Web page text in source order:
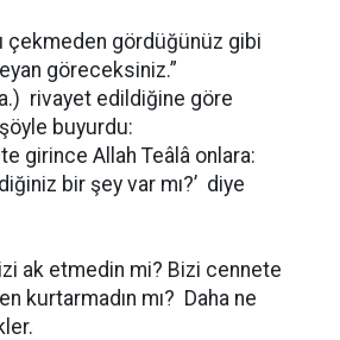
çekmeden gördüğünüz gibi
göreceksiniz.”
rivayet edildiğine göre
buyurdu:
girince Allah Teâlâ onlara:
bir şey var mı?’ diye
ak etmedin mi? Bizi cennete
kurtarmadın mı? Daha ne